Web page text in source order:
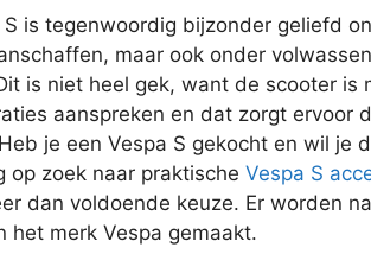
S is tegenwoordig bijzonder geliefd
maar ook onder
is niet heel gek, want de scooter
aanspreken en dat zorgt ervoor
je een Vespa S gekocht en wil je
op zoek naar praktische Vespa S
dan voldoende keuze. Er worden
het merk Vespa gemaakt.